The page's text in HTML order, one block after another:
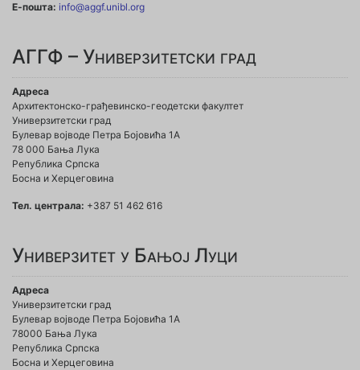
Е-пошта: info@aggf.unibl.org
АГГФ – Универзитетски град
Адреса
Архитектонско-грађевинско-геодетски факултет
Универзитетски град
Булевар војводе Петра Бојовића 1A
78 000 Бања Лука
Република Српска
Босна и Херцеговина
Тел. централа: +387 51 462 616
Универзитет у Бањој Луци
Адреса
Универзитетски град
Булевар војводе Петра Бојовића 1А
78000 Бања Лука
Република Српска
Босна и Херцеговина